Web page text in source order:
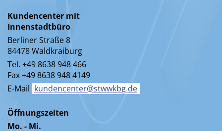
Kundencenter mit
Innenstadtbüro
Berliner Straße 8
84478 Waldkraiburg
Tel. +49 8638 948 466
Fax +49 8638 948 4149
E-Mail kundencenter@stwwkbg.de
Öffnungszeiten
Mo. - Mi.